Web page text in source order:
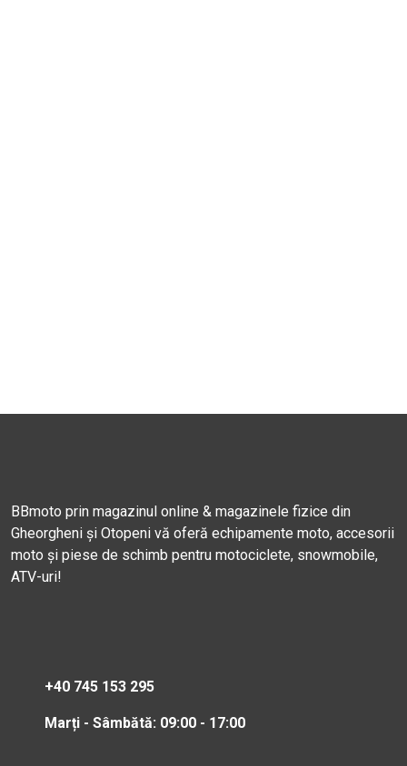
BBmoto prin magazinul online & magazinele fizice din
Gheorgheni și Otopeni vă oferă echipamente moto, accesorii
moto și piese de schimb pentru motociclete, snowmobile,
ATV-uri!
+40 745 153 295
Marți - Sâmbătă: 09:00 - 17:00